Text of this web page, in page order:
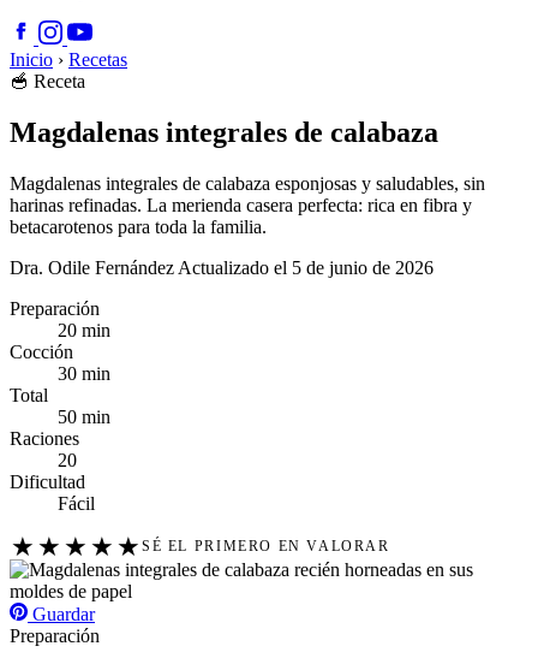
Inicio › Recetas
🥣 Receta
Magdalenas integrales de calabaza
Magdalenas integrales de calabaza esponjosas y saludables, sin
harinas refinadas. La merienda casera perfecta: rica en fibra y
betacarotenos para toda la familia.
Dra. Odile Fernández Actualizado el 5 de junio de 2026
Preparación
20 min
Cocción
30 min
Total
50 min
Raciones
20
Dificultad
Fácil
★ ★ ★ ★ ★ SÉ EL PRIMERO EN VALORAR
Guardar
Preparación